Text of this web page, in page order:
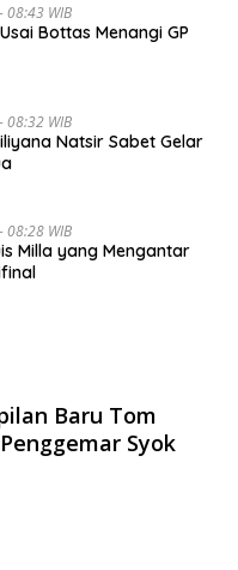
08:43 WIB
Bottas Menangi GP
08:32 WIB
Natsir Sabet Gelar
08:28 WIB
Milla yang Mengantar
Baru Tom
Syok